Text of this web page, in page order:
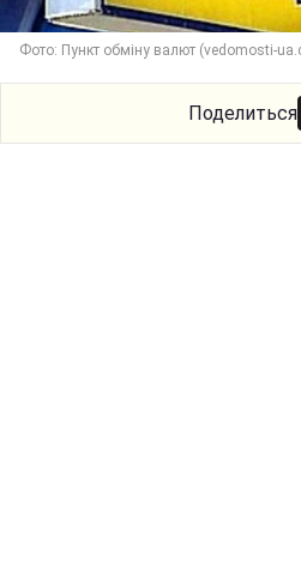
Фото: Пункт обміну валют (vedomosti-
Поделиться